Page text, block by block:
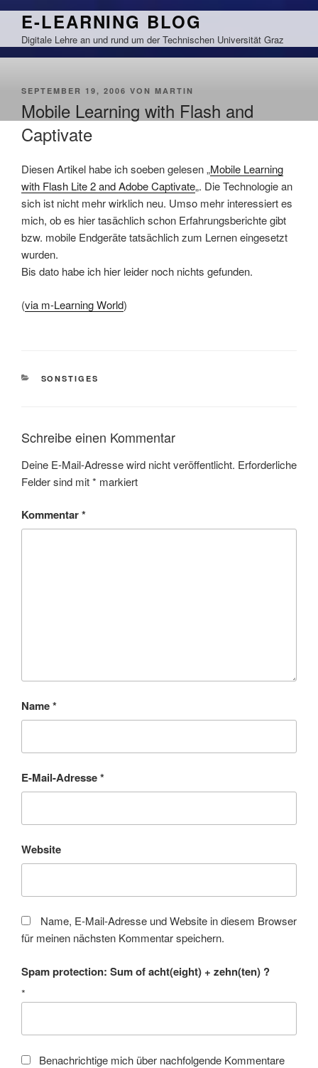
Zum
springen
E-LEARNING BLOG
Digitale Lehre an und rund um der Technischen Universität Graz
VERÖFFENTLICHT
SEPTEMBER 19, 2006 VON MARTIN
Mobile Learning with Flash and
Captivate
Diesen Artikel habe ich soeben gelesen „Mobile Learning
with Flash Lite 2 and Adobe Captivate„. Die Technologie an
sich ist nicht mehr wirklich neu. Umso mehr interessiert es
mich, ob es hier tasächlich schon Erfahrungsberichte gibt
bzw. mobile Endgeräte tatsächlich zum Lernen eingesetzt
wurden.
Bis dato habe ich hier leider noch nichts gefunden.
(via m-Learning World)
KATEGORIEN
SONSTIGES
Schreibe einen Kommentar
Deine E-Mail-Adresse wird nicht veröffentlicht. Erforderliche
Felder sind mit* markiert
Kommentar*
Name*
E-Mail-Adresse*
Website
Name, E-Mail-Adresse und Website in diesem Browser
für meinen nächsten Kommentar speichern.
Spam protection: Sum of acht(eight) + zehn(ten) ?
*
Benachrichtige mich über nachfolgende Kommentare